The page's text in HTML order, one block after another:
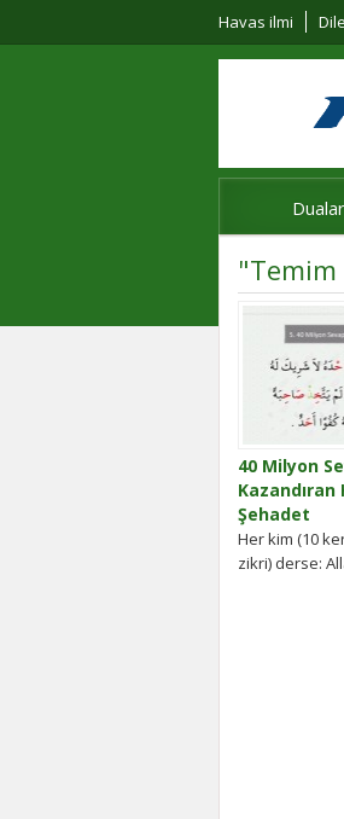
Havas ilmi
Dualar
40 Milyon
Şehadet
Her kim (10
zikri) derse: